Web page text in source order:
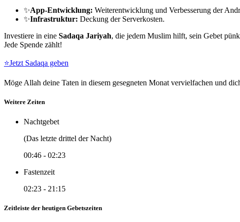
✨App-Entwicklung: Weiterentwicklung und Verbesserung der
✨Infrastruktur: Deckung der Serverkosten.
Investiere in eine Sadaqa Jariyah, die jedem Muslim hilft, sein Gebet
Jede Spende zählt!
⭐Jetzt Sadaqa geben
Möge Allah deine Taten in diesem gesegneten Monat vervielfachen und
Weitere Zeiten
Nachtgebet
(Das letzte drittel der Nacht)
00:46 - 02:23
Fastenzeit
02:23 - 21:15
Zeitleiste der heutigen Gebetszeiten